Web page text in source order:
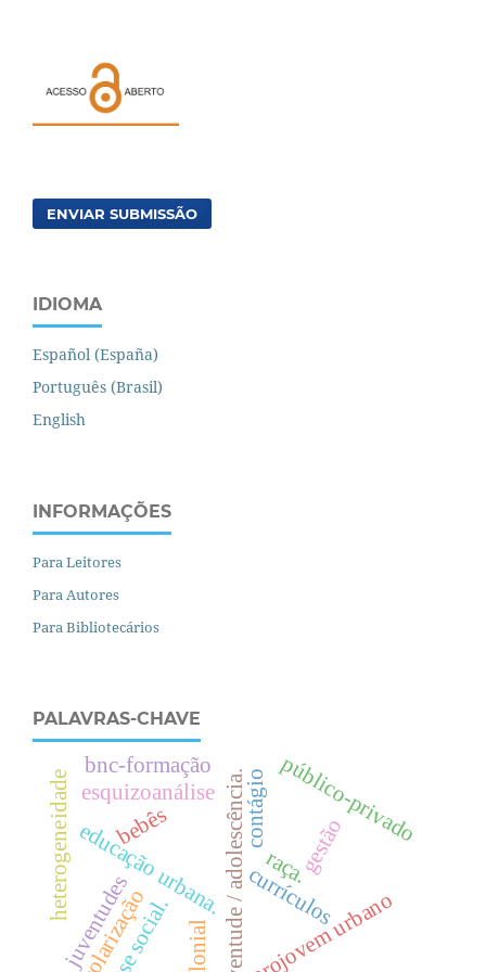
ENVIAR SUBMISSÃO
IDIOMA
Español (España)
Português (Brasil)
English
INFORMAÇÕES
Para Leitores
Para Autores
Para Bibliotecários
PALAVRAS-CHAVE
currículos
projovem urbano
juventude / adolescência.
e
d
u
c
a
ç
ã
o
u
r
b
a
n
a
.
.
raça.gestão
juventudes
escolarização
heterogeneidade público-privado
esquizoanálise
bebês contágio
bnc-formação